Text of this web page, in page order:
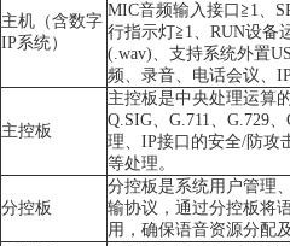
主机（含数字
IP系统）
MIC音频输入接口≧1、
行指示灯≧1、RUN设备
(.wav)、支持系统外置
频、录音、电话会议、
主控板
主控板是中央处理运算
Q.SIG、G.711、G.729
理、IP接口的安全/防攻
等处理。
分控板
分控板是系统用户管理
输协议，通过分控板将
用，确保语音资源分配